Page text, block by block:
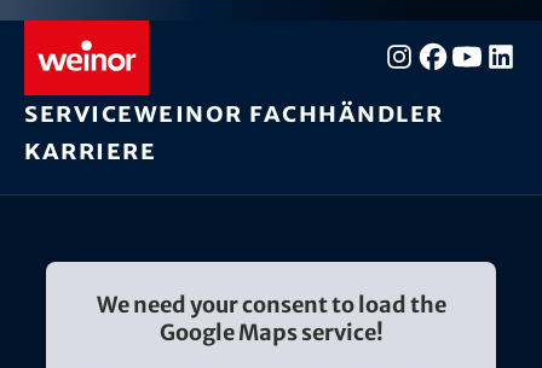
Serviceweinor Fachhändler
Karriere
We need your consent to load the
Google Maps service!